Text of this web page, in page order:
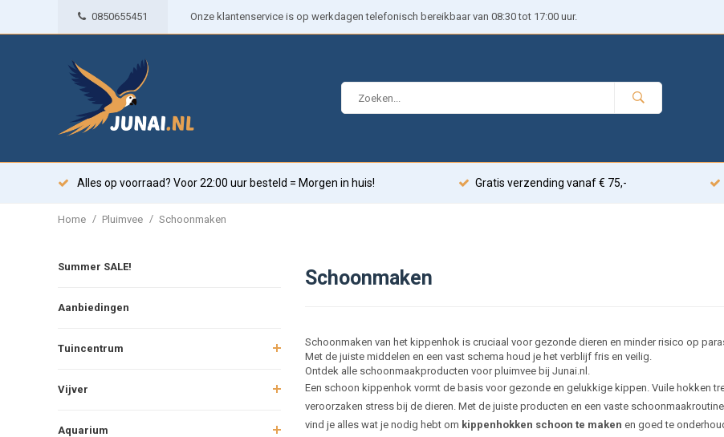
0850655451 Onze klantenservice is op werkdagen telefonisch bereikbaar van 08:30 tot 17:00 uur.
Alles op voorraad? Voor 22:00 uur besteld = Morgen in huis! Gratis verzending vanaf € 75,-
Home / Pluimvee / Schoonmaken
Summer SALE!
Aanbiedingen
Tuincentrum
Vijver
Aquarium
Schoonmaken
Schoonmaken van het kippenhok is cruciaal voor gezonde dieren en minder risico op
Met de juiste middelen en een vast schema houd je het verblijf fris en veilig.
Ontdek alle schoonmaakproducten voor pluimvee bij Junai.nl.
Een schoon kippenhok vormt de basis voor gezonde en gelukkige kippen. Vuile hokken
veroorzaken stress bij de dieren. Met de juiste producten en een vaste
vind je alles wat je nodig hebt om kippenhokken schoon te maken en goed te